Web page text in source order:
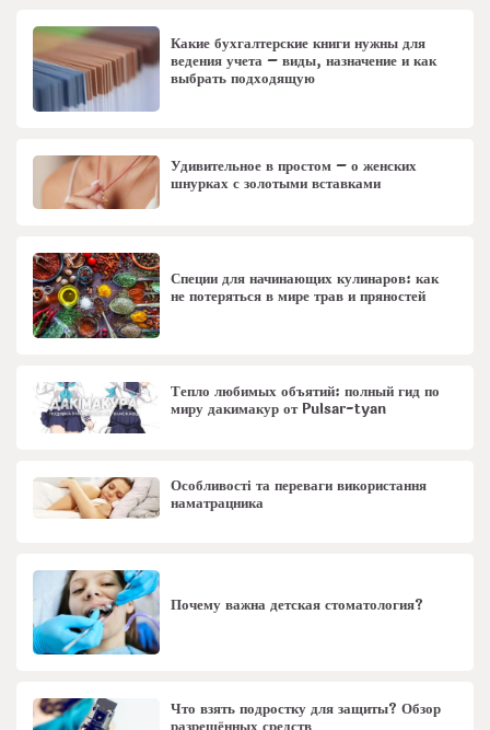
Какие бухгалтерские книги нужны для
ведения учета – виды, назначение и как
выбрать подходящую
Удивительное в простом – о женских
шнурках с золотыми вставками
Специи для начинающих кулинаров: как
не потеряться в мире трав и пряностей
Тепло любимых объятий: полный гид по
миру дакимакур от Pulsar-tyan
Особливості та переваги використання
наматрацника
Почему важна детская стоматология?
Что взять подростку для защиты? Обзор